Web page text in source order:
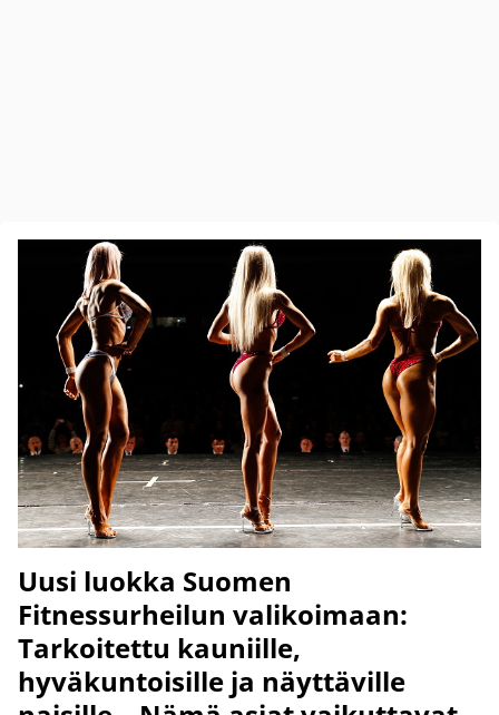
Uusi luokka Suomen
Fitnessurheilun valikoimaan:
Tarkoitettu kauniille,
hyväkuntoisille ja näyttäville